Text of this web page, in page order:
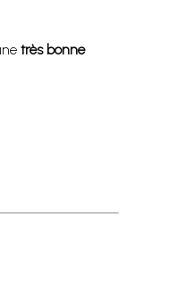
très bonne